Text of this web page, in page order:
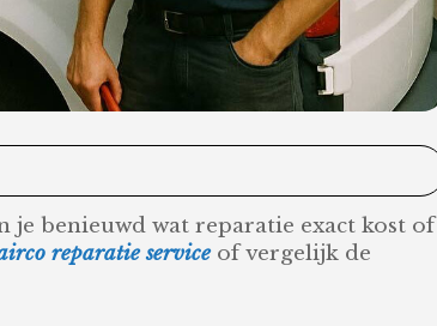
je benieuwd wat reparatie exact kost of
reparatie serviceof vergelijk de